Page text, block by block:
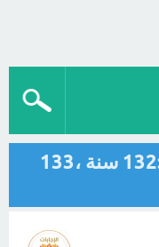
قامت الدولة العباسية عام :132 سنة ،133